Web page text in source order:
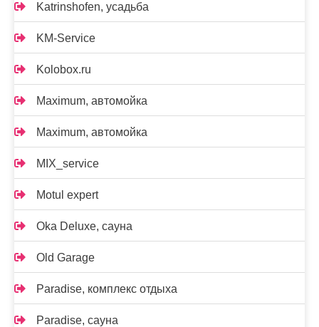
Katrinshofen, усадьба
KM-Service
Kolobox.ru
Maximum, автомойка
Maximum, автомойка
MIX_service
Motul expert
Oka Deluxe, сауна
Old Garage
Paradise, комплекс отдыха
Paradise, сауна